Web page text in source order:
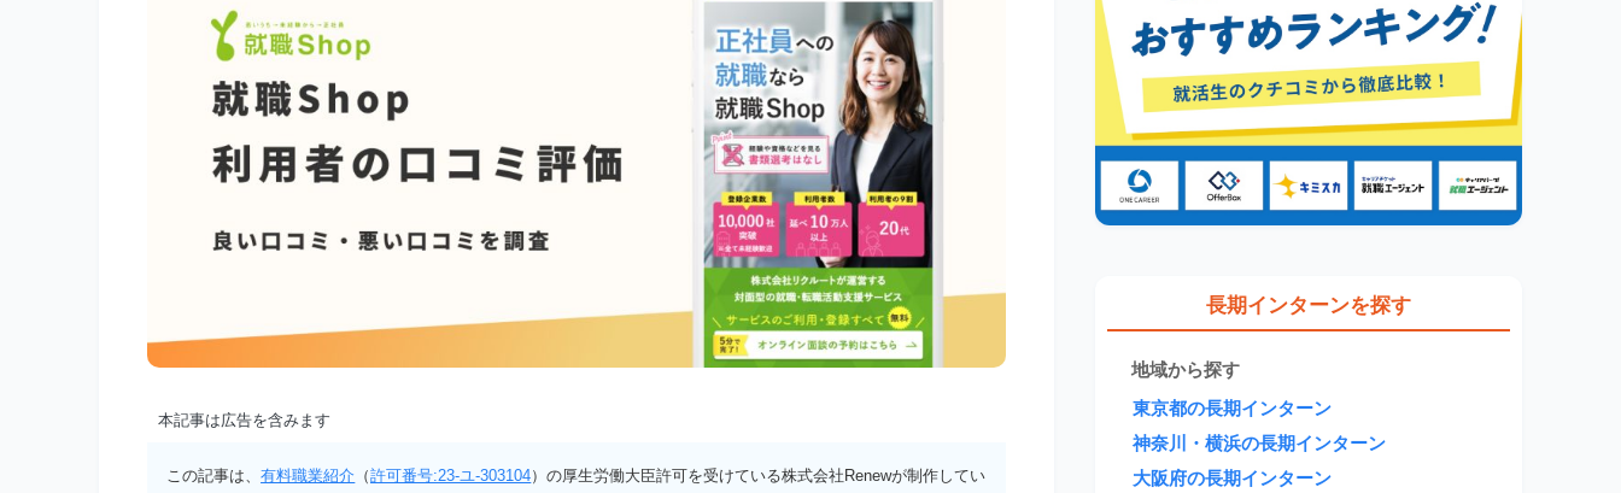
本記事は広告を含みます
この記事は、有料職業紹介 （許可番号:23-ユ-303104）の厚生労働大臣許可を受けている株式会社Renewが制作してい
長期インターンを探す
地域から探す
東京都の長期インターン
神奈川・横浜の長期インターン
大阪府の長期インターン